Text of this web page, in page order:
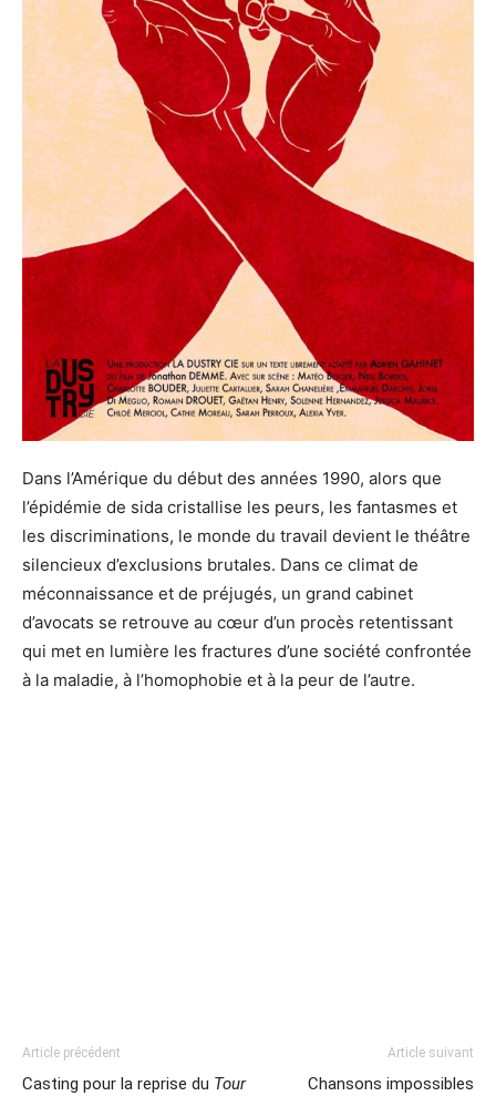
Dans l’Amérique du début des années 1990, alors que
l’épidémie de sida cristallise les peurs, les fantasmes et
les discriminations, le monde du travail devient le théâtre
silencieux d’exclusions brutales. Dans ce climat de
méconnaissance et de préjugés, un grand cabinet
d’avocats se retrouve au cœur d’un procès retentissant
qui met en lumière les fractures d’une société confrontée
à la maladie, à l’homophobie et à la peur de l’autre.
Article précédent
Casting pour la reprise du Tour
Article suivant
Chansons impossibles